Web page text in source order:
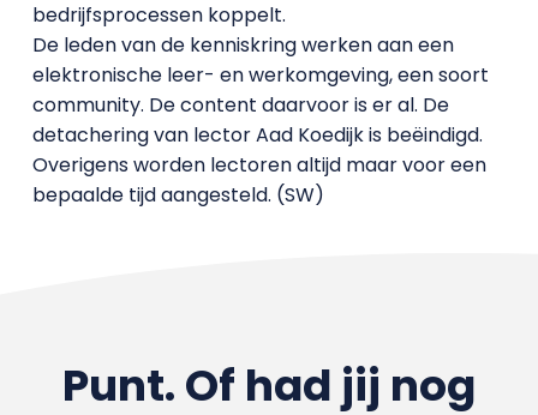
bedrijfsprocessen koppelt.
De leden van de kenniskring werken aan een
elektronische leer- en werkomgeving, een soort
community. De content daarvoor is er al. De
detachering van lector Aad Koedijk is beëindigd.
Overigens worden lectoren altijd maar voor een
bepaalde tijd aangesteld. (SW)
Punt. Of had jij nog